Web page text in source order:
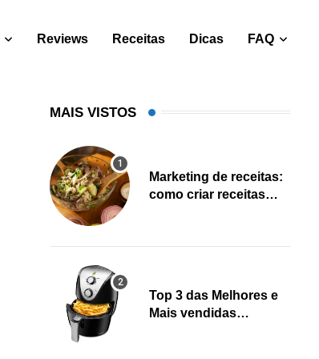
Reviews Receitas Dicas FAQ
MAIS VISTOS
Marketing de receitas:
como criar receitas
Top 3 das Melhores e
Mais vendidas